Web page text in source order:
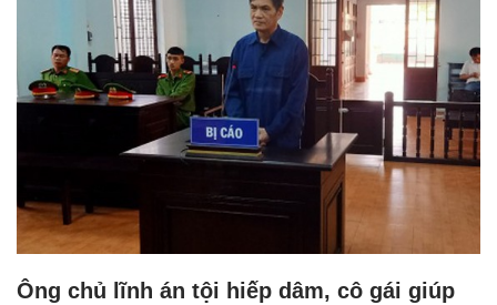
Ông chủ lĩnh án tội hiếp dâm, cô gái giúp